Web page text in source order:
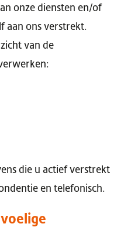
onze diensten en/of
aan ons verstrekt.
van de
die u actief verstrekt
en telefonisch.